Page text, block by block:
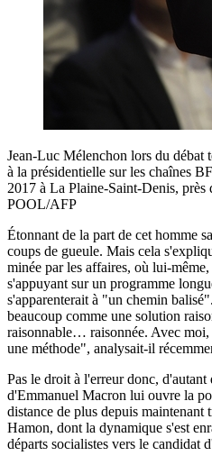
Jean-Luc Mélenchon lors du débat
à la présidentielle sur les chaînes
2017 à La Plaine-Saint-Denis, près
POOL/AFP
Étonnant de la part de cet homme
coups de gueule. Mais cela
minée par les affaires, où lui-
s'appuyant sur un programme
s'apparenterait à "un chemin
beaucoup comme une solution
raisonnable… raisonnée. Avec moi,
une méthode", analysait-il
Pas le droit à l'erreur donc, d'autant
d'Emmanuel Macron lui ouvre la
distance de plus depuis maintenant
Hamon, dont la dynamique s'est
départs socialistes vers le candidat